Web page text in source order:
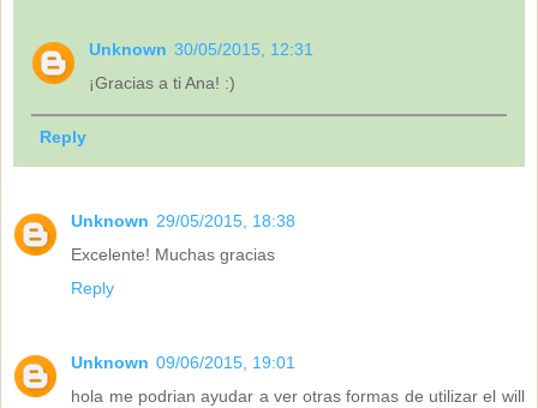
Unknown 30/05/2015, 12:31
¡Gracias a ti Ana! :)
Reply
Unknown 29/05/2015, 18:38
Excelente! Muchas gracias
Reply
Unknown 09/06/2015, 19:01
hola me podrian ayudar a ver otras formas de utilizar el will